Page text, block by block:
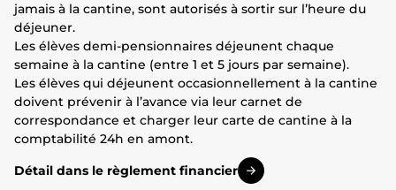
jamais à la cantine, sont autorisés à sortir sur l’heure du
déjeuner.
Les élèves demi-pensionnaires déjeunent chaque
semaine à la cantine (entre 1 et 5 jours par semaine).
Les élèves qui déjeunent occasionnellement à la cantine
doivent prévenir à l’avance via leur carnet de
correspondance et charger leur carte de cantine à la
comptabilité 24h en amont.
Détail dans le règlement financier